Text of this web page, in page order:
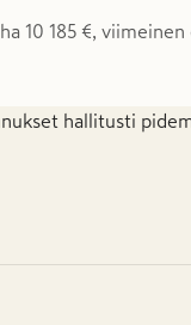
10 185 €, viimeinen
hallitusti